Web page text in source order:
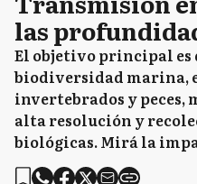
las
El objetivo principal
biodiversidad marina,
invertebrados y peces,
alta resolución y
biológicas. Mirá la